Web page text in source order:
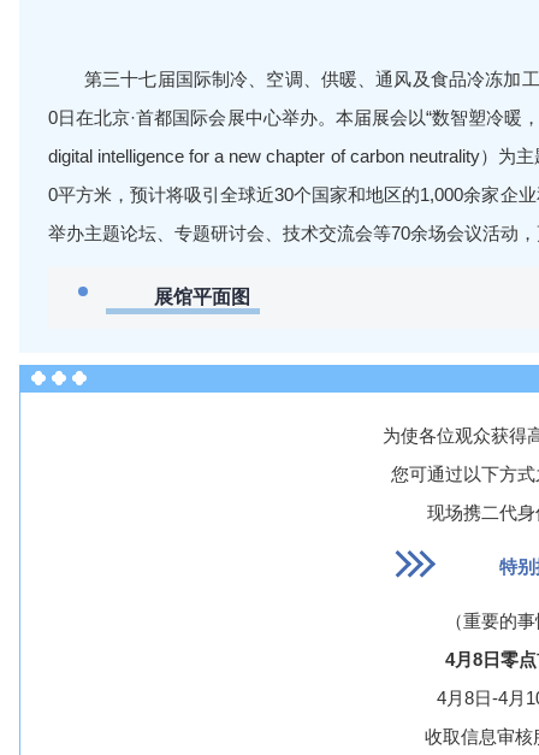
第三十七届国际制冷、空调、供暖、通风及食品冷冻加
0日在北京·首都国际会展中心举办。本届展会以“数智塑冷暖
digital intelligence for a new chapter of carbon neutrality）为
0平方米，预计将吸引全球近30个国家和地区的1,000余家企
举办主题论坛、专题研讨会、技术交流会等70余场会议活动
展馆平面图
为使各位观众获得
您可通过以下方
现场携二代
特
（重要的
4月8日零
4月8日-4月
收取信息审核